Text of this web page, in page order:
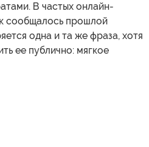
В частых онлайн-
сообщалось прошлой
одна и та же фраза, хотя
ее публично: мягкое